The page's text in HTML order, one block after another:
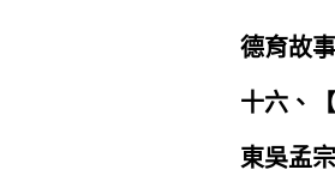
德育故
十六、【
東吳孟